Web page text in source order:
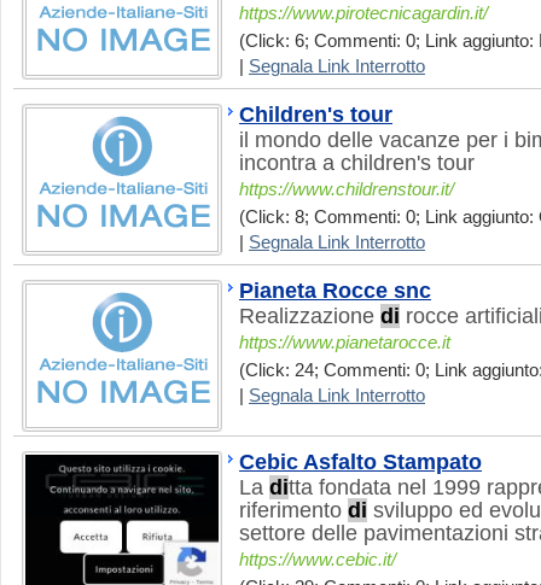
https://www.pirotecnicagardin.it/
(Click: 6; Commenti: 0; Link aggiunto:
Segnala Link Interrotto
Children's tour
il mondo delle vacanze per i
incontra a children's tour
https://www.childrenstour.it/
(Click: 8; Commenti: 0; Link aggiunto:
Segnala Link Interrotto
Pianeta Rocce snc
Realizzazione di rocce
https://www.pianetarocce.it
(Click: 24; Commenti: 0; Link
Segnala Link Interrotto
Cebic Asfalto Stampato
La ditta fondata nel 1999
riferimento di sviluppo ed
settore delle pavimentazioni
https://www.cebic.it/